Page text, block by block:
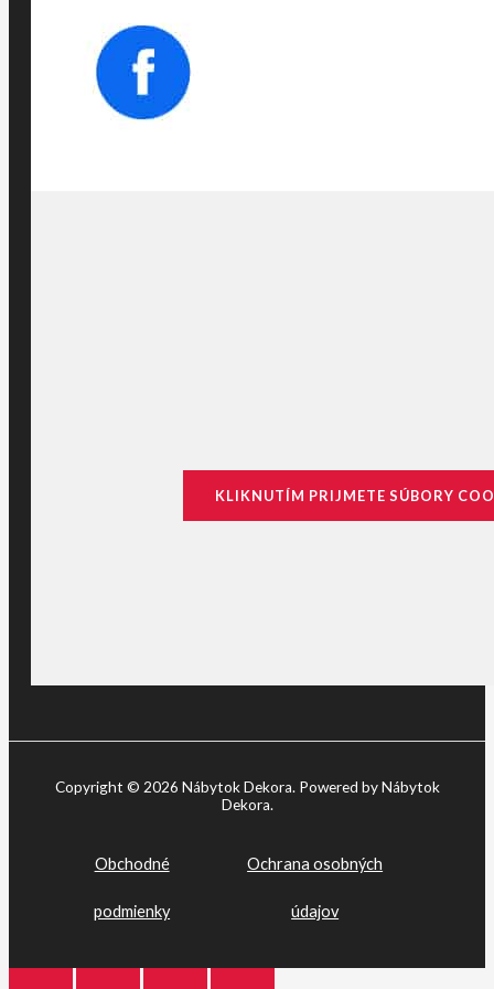
KLIKNUTÍM PRIJMETE SÚBORY
Copyright © 2026 Nábytok Dekora. Powered by Nábytok
Dekora.
Obchodné
podmienky
Ochrana osobných
údajov